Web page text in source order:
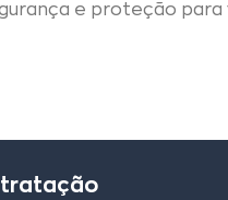
e proteção para